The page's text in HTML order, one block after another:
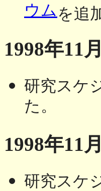
ウムを追
1998年11
研究スケ
た。
1998年11
研究スケ